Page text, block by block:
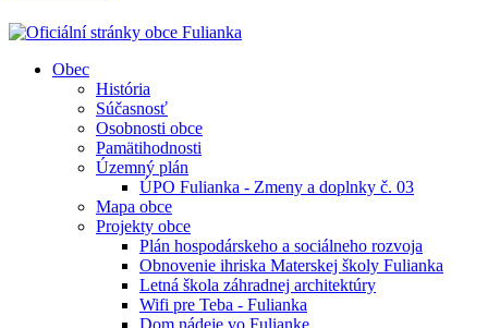
Obec
História
Súčasnosť
Osobnosti obce
Pamätihodnosti
Územný plán
ÚPO Fulianka - Zmeny a doplnky č. 03
Mapa obce
Projekty obce
Plán hospodárskeho a sociálneho rozvoja
Obnovenie ihriska Materskej školy Fulianka
Letná škola záhradnej architektúry
Wifi pre Teba - Fulianka
Dom nádeje vo Fulianke